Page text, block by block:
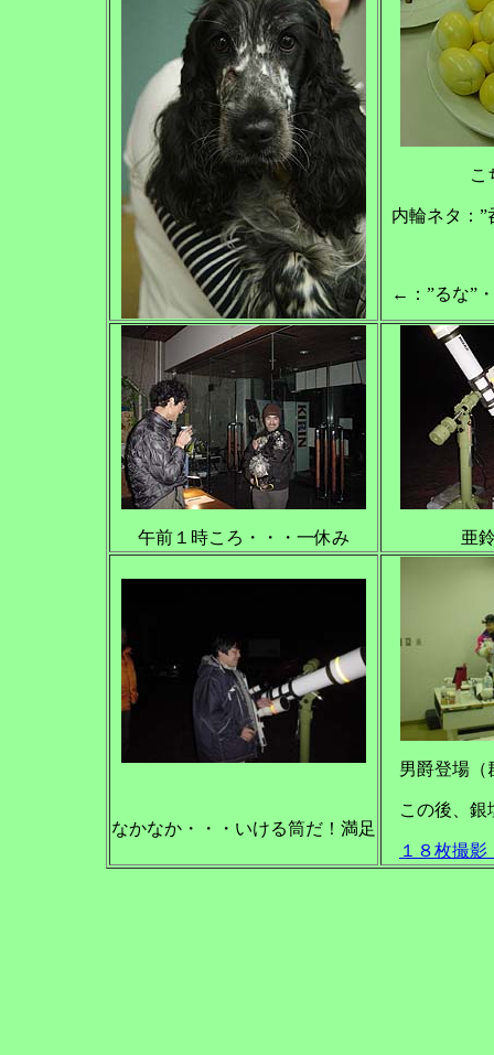
こ
内輪ネタ：”
←：”るな”
午前１時ころ・・・一休み 亜
なかなか・・・いける筒だ！満足
男爵登場（
この後、銀
１８枚撮